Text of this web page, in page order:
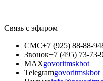
Связь с эфиром
СМС+7 (925) 88-88-
Звонок+7 (495) 73-73-
MAXgovoritmskbot
Telegramgovoritmskbot